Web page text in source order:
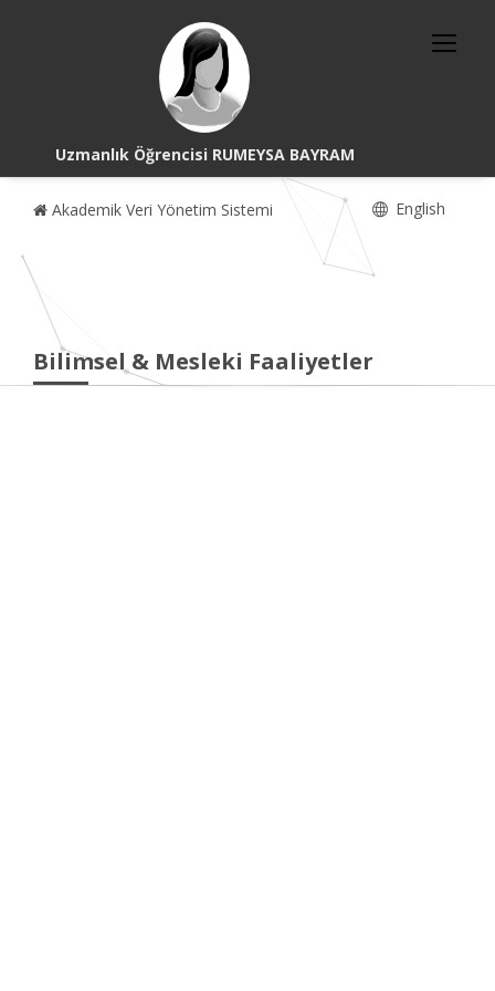
Uzmanlık Öğrencisi RUMEYSA BAYRAM
Akademik Veri Yönetim Sistemi English
Bilimsel & Mesleki Faaliyetler